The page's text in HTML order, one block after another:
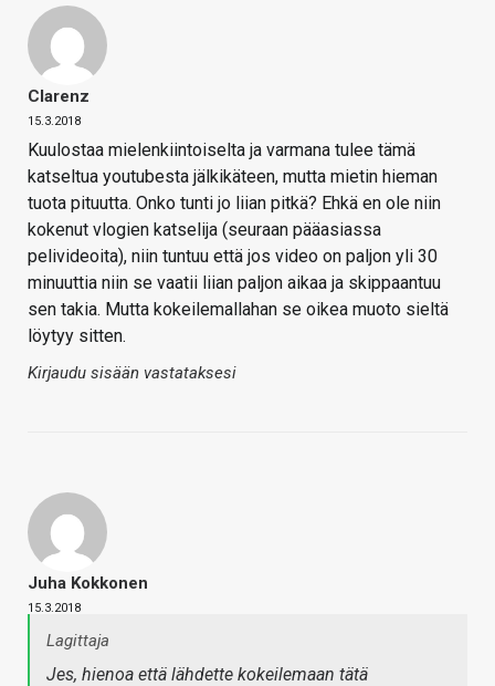
Clarenz
15.3.2018
Kuulostaa mielenkiintoiselta ja varmana tulee tämä
katseltua youtubesta jälkikäteen, mutta mietin hieman
tuota pituutta. Onko tunti jo liian pitkä? Ehkä en ole niin
kokenut vlogien katselija (seuraan pääasiassa
pelivideoita), niin tuntuu että jos video on paljon yli 30
minuuttia niin se vaatii liian paljon aikaa ja skippaantuu
sen takia. Mutta kokeilemallahan se oikea muoto sieltä
löytyy sitten.
Kirjaudu sisään vastataksesi
Juha Kokkonen
15.3.2018
Lagittaja
Jes, hienoa että lähdette kokeilemaan tätä